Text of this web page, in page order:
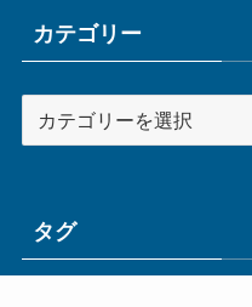
ブカテゴリー
ータグ